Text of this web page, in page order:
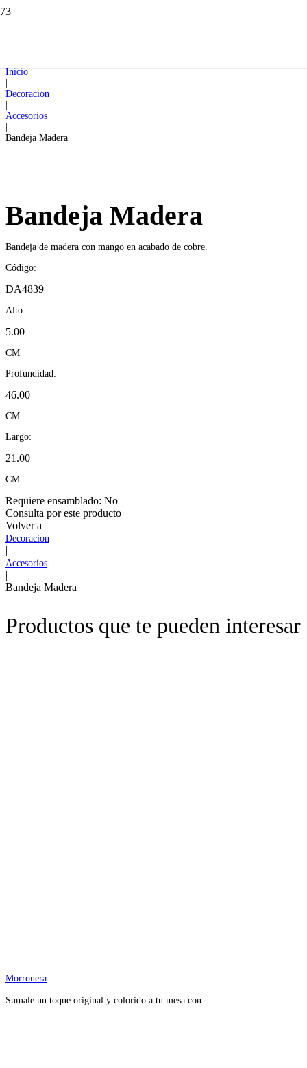
Inicio
Decoracion
Accesorios
Bandeja Madera
Bandeja Madera
Bandeja de madera con mango en acabado de cobre.
Código:
DA4839
Alto:
5.00
CM
Profundidad:
46.00
CM
Largo:
21.00
CM
Requiere ensamblado: No
Consulta por este producto
Volver a
Decoracion
|
Accesorios
|
Bandeja Madera
Productos que te pueden interesar
Morronera
Sumale un toque original y colorido a tu mesa con…